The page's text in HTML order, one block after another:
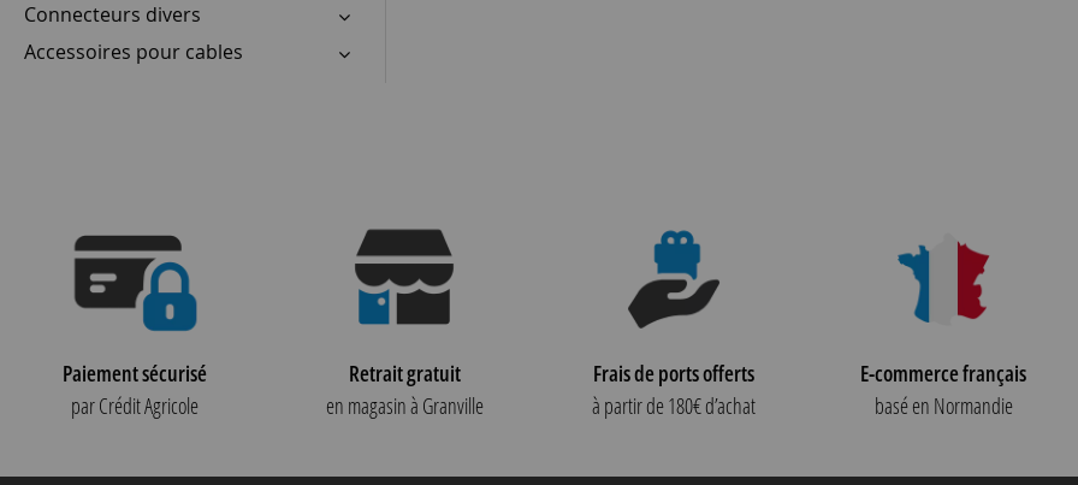
Connecteurs divers
Accessoires pour cables
Paiement sécurisé
par Crédit Agricole
Retrait gratuit
en magasin à Granville
Frais de ports offerts
à partir de 180€ d’achat
E-commerce français
basé en Normandie